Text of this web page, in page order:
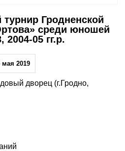
Гродненской
среди юношей
2004-05 гг.р.
мая 2019
дворец (г.Гродно,